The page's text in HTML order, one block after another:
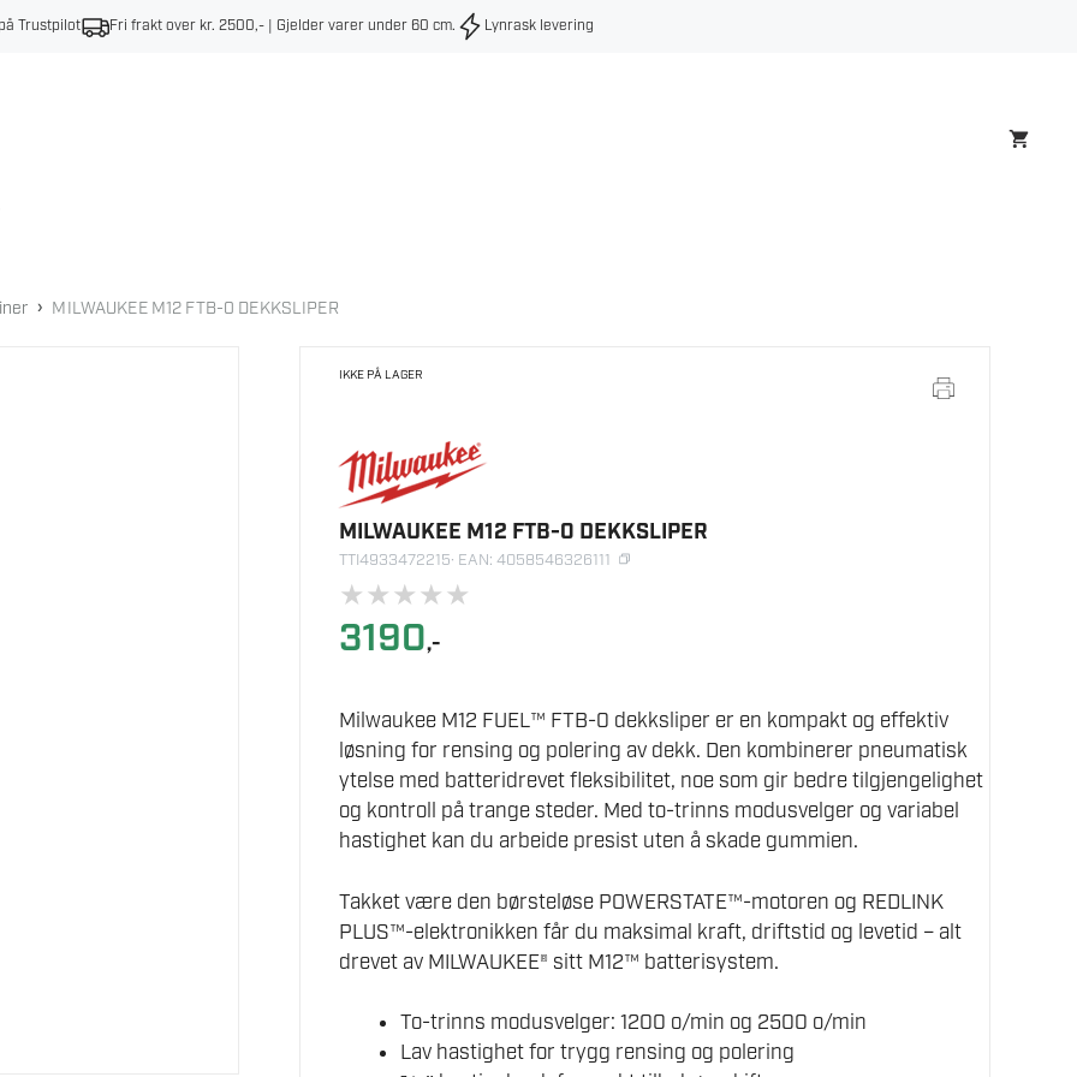
Trustpilot Fri frakt over kr. 2500,- | Gjelder varer under 60 cm. Lynrask levering
› MILWAUKEE M12 FTB-0 DEKKSLIPER
IKKE PÅ LAGER
MILWAUKEE M12 FTB-0 DEKKSLIPER
TTI4933472215· EAN: 4058546326111
★★★★★
3190,-
Milwaukee M12 FUEL™ FTB-0 dekksliper er en kompakt og effektiv
løsning for rensing og polering av dekk. Den kombinerer pneumatisk
ytelse med batteridrevet fleksibilitet, noe som gir bedre tilgjengelighet
og kontroll på trange steder. Med to-trinns modusvelger og variabel
hastighet kan du arbeide presist uten å skade gummien.
Takket være den børsteløse POWERSTATE™-motoren og REDLINK
PLUS™-elektronikken får du maksimal kraft, driftstid og levetid – alt
drevet av MILWAUKEE® sitt M12™ batterisystem.
To-trinns modusvelger: 1200 o/min og 2500 o/min
Lav hastighet for trygg rensing og polering